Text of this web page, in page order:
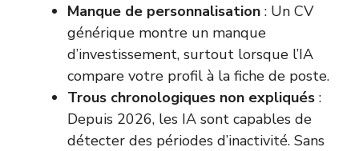
Manque de personnalisation : Un CV
générique montre un manque
d’investissement, surtout lorsque l’IA
compare votre profil à la fiche de poste.
Trous chronologiques non expliqués :
Depuis 2026, les IA sont capables de
détecter des périodes d’inactivité. Sans